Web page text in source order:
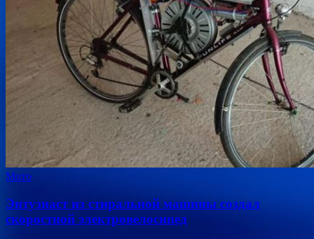
Мото
Энтузиаст из стиральной машины создал
скоростной электровелосипед